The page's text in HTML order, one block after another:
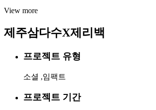
View more
제주삼다수X제리백
프로젝트 유형
소셜 ,임팩트
프로젝트 기간